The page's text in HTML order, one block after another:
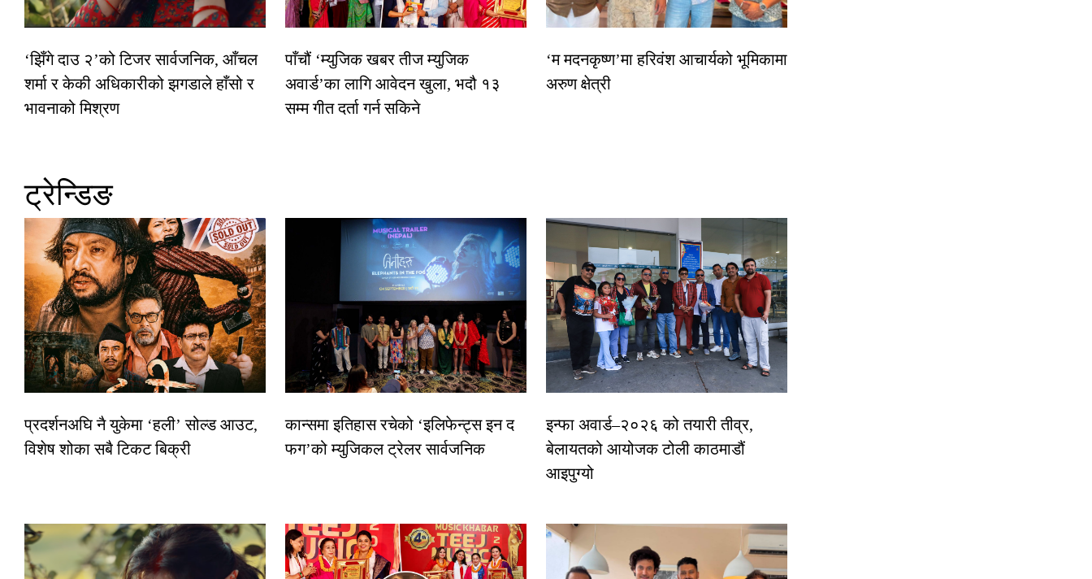
‘झिँगे दाउ २’को टिजर सार्वजनिक, आँचल
शर्मा र केकी अधिकारीको झगडाले हाँसो र
भावनाको मिश्रण
पाँचौं ‘म्युजिक खबर तीज म्युजिक
अवार्ड’का लागि आवेदन खुला, भदौ १३
सम्म गीत दर्ता गर्न सकिने
‘म मदनकृष्ण’मा हरिवंश आचार्यको भूमिकामा
अरुण क्षेत्री
ट्रेन्डिङ
प्रदर्शनअघि नै युकेमा ‘हली’ सोल्ड आउट,
विशेष शोका सबै टिकट बिक्री
कान्समा इतिहास रचेको ‘इलिफेन्ट्स इन द
फग’को म्युजिकल ट्रेलर सार्वजनिक
इन्फा अवार्ड–२०२६ को तयारी तीव्र,
बेलायतको आयोजक टोली काठमाडौं
आइपुग्यो